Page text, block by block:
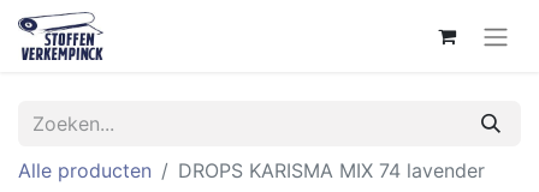
Alle producten DROPS KARISMA MIX 74 lavender